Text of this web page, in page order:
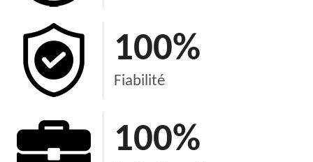
100%
Fiabilité
100%